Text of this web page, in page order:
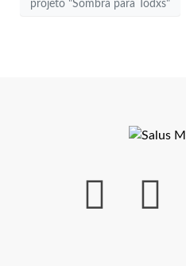
projeto "Sombra para Todxs"